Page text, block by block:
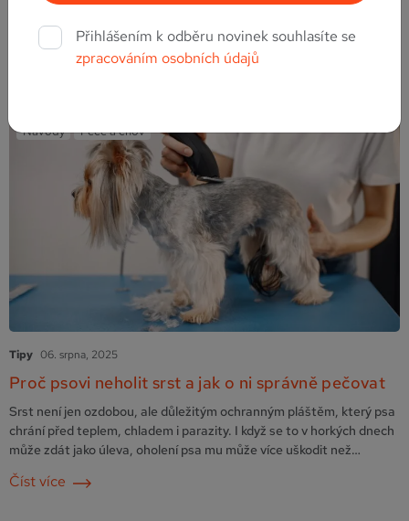
si cestu dovnitř bytu vždy najdou. Proto je prevence a vhodná
antiparazitika pro kočky nezbytnou součástí péče o jejich zdraví.
Jaké parazity ohrožují domácí kočky? Domácí kočky se mohou
Návody Péče a chov
Tipy 06. srpna, 2025
Proč psovi neholit srst a jak o ni správně pečovat
Srst není jen ozdobou, ale důležitým ochranným pláštěm, který psa
chrání před teplem, chladem i parazity. I když se to v horkých dnech
může zdát jako úleva, oholení psa mu může více uškodit než
prospět. Pojďme se podívat na to, proč srst neholit a jak o ni
správně pečovat – ideálně s pomocí šetrných šamponů …
Číst více
Přihlášením k odběru novinek souhlasíte se
zpracováním osobních údajů